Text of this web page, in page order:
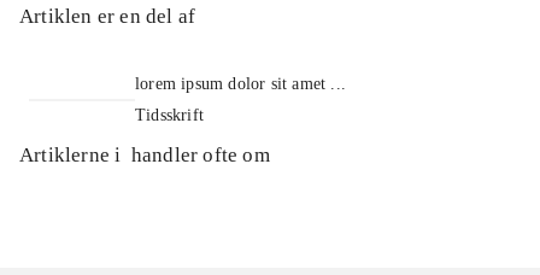
Artiklen er en del af
lorem ipsum dolor sit amet ...
Tidsskrift
Artiklerne i handler ofte om